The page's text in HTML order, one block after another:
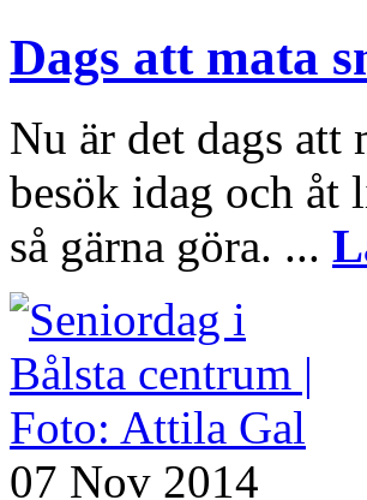
Dags att mata
Nu är det dags att
besök idag och åt
så gärna göra. ...
07 Nov 2014